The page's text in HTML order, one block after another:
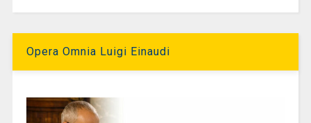
Opera Omnia Luigi Einaudi